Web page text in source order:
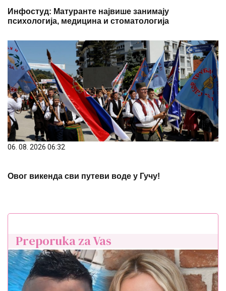
Инфостуд: Матуранте највише занимају
психологија, медицина и стоматологија
06. 08. 2026 06:32
Овог викенда сви путеви воде у Гучу!
Preporuka za Vas